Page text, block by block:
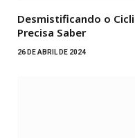
Desmistificando o
Precisa Saber
26 DE ABRIL DE 2024